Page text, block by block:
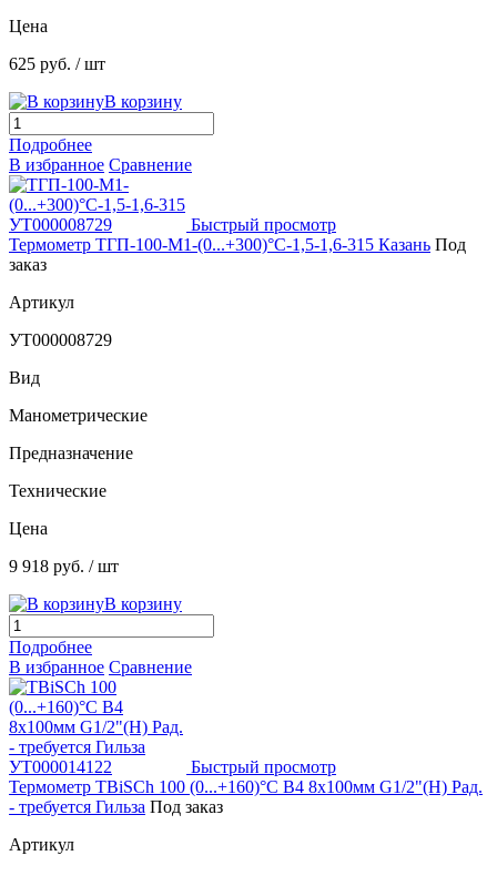
Цена
625 руб. / шт
В корзину
Подробнее
В избранное Сравнение
Быстрый просмотр
Термометр ТГП-100-М1-(0...+300)°С-1,5-1,6-315 Казань Под
заказ
Артикул
УТ000008729
Вид
Манометрические
Предназначение
Технические
Цена
9 918 руб. / шт
В корзину
Подробнее
В избранное Сравнение
Быстрый просмотр
Термометр TBiSCh 100 (0...+160)°С B4 8х100мм G1/2"(Н) Рад.
- требуется Гильза Под заказ
Артикул